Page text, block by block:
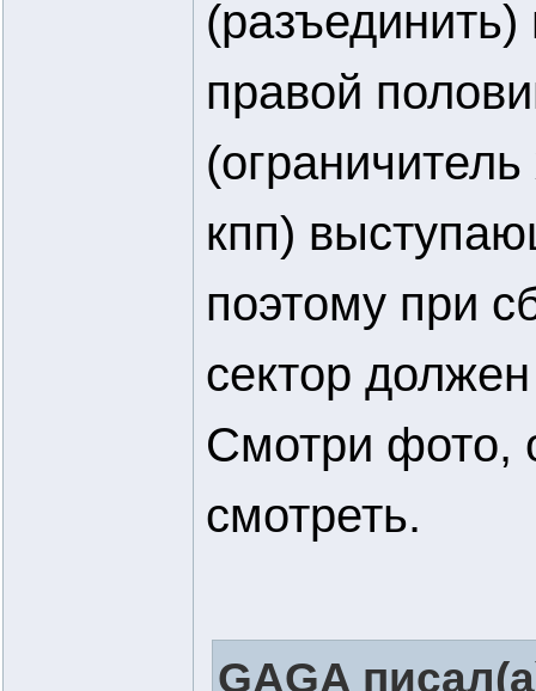
правой
кпп)
поэтому при
сектор
Смотри фото,
смотреть.
GAGA